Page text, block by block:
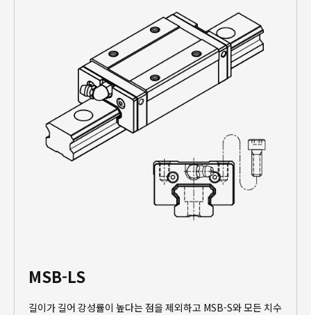
MSB-LS
길이가 길어 강성률이 높다는 점을 제외하고 MSB-S와 모든 치수